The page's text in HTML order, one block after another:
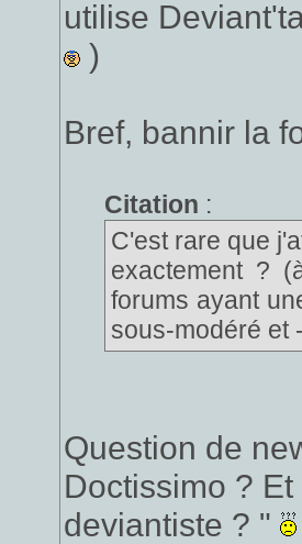
utilise
)
Bref, bannir la
Citation :
C'est rare que
exactement ?
forums ayant
sous-modéré et
Question de
Doctissimo ?
deviantiste ? "